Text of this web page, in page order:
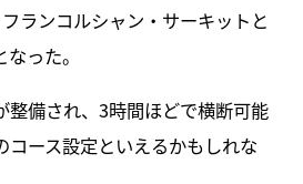
ランコルシャン・サーキットと
った。
整備され、3時間ほどで横断可能
コース設定といえるかもしれな